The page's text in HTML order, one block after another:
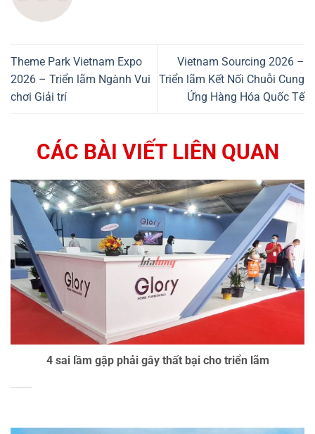
Theme Park Vietnam Expo
2026 – Triển lãm Ngành Vui
chơi Giải trí
Vietnam Sourcing 2026 –
Triển lãm Kết Nối Chuỗi Cung
Ứng Hàng Hóa Quốc Tế
CÁC BÀI VIẾT LIÊN QUAN
4 sai lầm gặp phải gây thất bại cho triển lãm